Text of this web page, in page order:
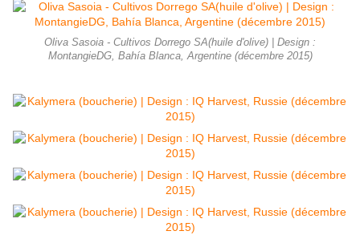
Oliva Sasoia - Cultivos Dorrego SA(huile d'olive) | Design :
MontangieDG, Bahía Blanca, Argentine (décembre 2015)